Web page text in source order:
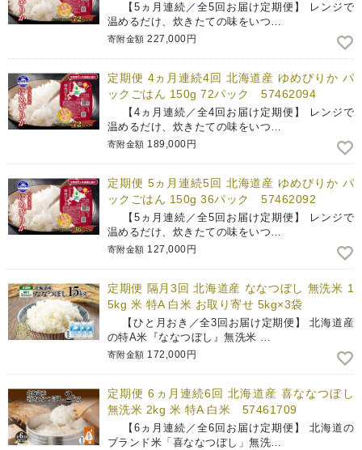
【5ヵ月連続／全5回お届け定期便】 レンジで
温めるだけ、炊きたての味をいつ…
寄附金額 227,000円
定期便 4ヵ月連続4回 北海道産 ゆめぴりか パ
ックごはん 150g 72パック 57462094
【4ヵ月連続／全4回お届け定期便】 レンジで
温めるだけ、炊きたての味をいつ…
寄附金額 189,000円
定期便 5ヵ月連続5回 北海道産 ゆめぴりか パ
ックごはん 150g 36パック 57462092
【5ヵ月連続／全5回お届け定期便】 レンジで
温めるだけ、炊きたての味をいつ…
寄附金額 127,000円
定期便 隔月3回 北海道産 ななつぼし 無洗米 1
5kg 米 特A 白米 お取り寄せ 5kg×3袋
【ひと月おき／全3回お届け定期便】 北海道産
の特A米『ななつぼし』無洗米 …
寄附金額 172,000円
定期便 6ヵ月連続6回 北海道産 喜ななつぼし
無洗米 2kg 米 特A 白米 57461709
【6ヵ月連続／全6回お届け定期便】 北海道の
ブランド米「喜ななつぼし」無洗…